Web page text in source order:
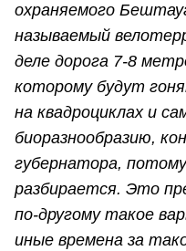
охраняемого
называемый
деле дорога 7-8
которому будут
на квадроциклах и
биоразнообразию,
губернатора,
разбирается. Это
по-другому такое
иные времена за